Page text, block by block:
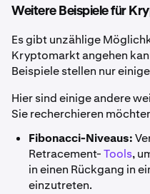
Weitere Beispiele für
Es gibt unzählige
Kryptomarkt angehen
Beispiele stellen nur
Hier sind einige andere
Sie recherchieren
Fibonacci-Niveaus:
Retracement-Tools,
in einen Rückgang in
einzutreten.